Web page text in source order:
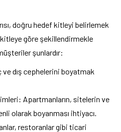
doğru hedef kitleyi belirlemek
göre şekillendirmekle
şunlardır:
dış cephelerini boyatmak
Apartmanların, sitelerin ve
olarak boyanması ihtiyacı.
restoranlar gibi ticari